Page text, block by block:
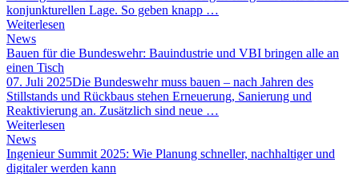
konjunkturellen Lage. So geben knapp …
Weiterlesen
News
Bauen für die Bundeswehr: Bauindustrie und VBI bringen alle an
einen Tisch
07. Juli 2025Die Bundeswehr muss bauen – nach Jahren des
Stillstands und Rückbaus stehen Erneuerung, Sanierung und
Reaktivierung an. Zusätzlich sind neue …
Weiterlesen
News
Ingenieur Summit 2025: Wie Planung schneller, nachhaltiger und
digitaler werden kann